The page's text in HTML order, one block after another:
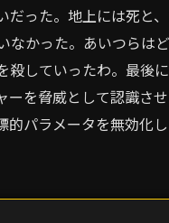
だった。地上には死と
なかった。あいつらは
殺していったわ。最後
ーを脅威として認識さ
的パラメータを無効化